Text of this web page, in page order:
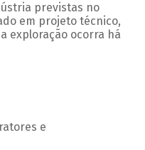
previstas no
em projeto técnico,
exploração ocorra há
e